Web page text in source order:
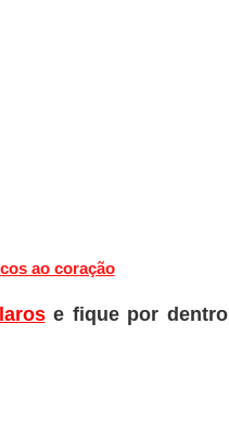
ao coração
e fique por dentro